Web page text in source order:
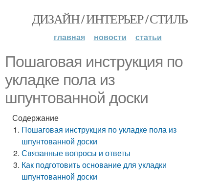
ДИЗАЙН / ИНТЕРЬЕР / СТИЛЬ
главная новости статьи
Пошаговая инструкция по
укладке пола из
шпунтованной доски
Содержание
Пошаговая инструкция по укладке пола из
шпунтованной доски
Связанные вопросы и ответы
Как подготовить основание для укладки
шпунтованной доски